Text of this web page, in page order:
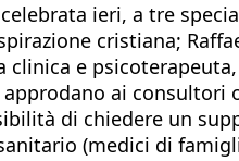
ieri, a tre
cristiana;
e
ai consultori
di chiedere un
(medici di